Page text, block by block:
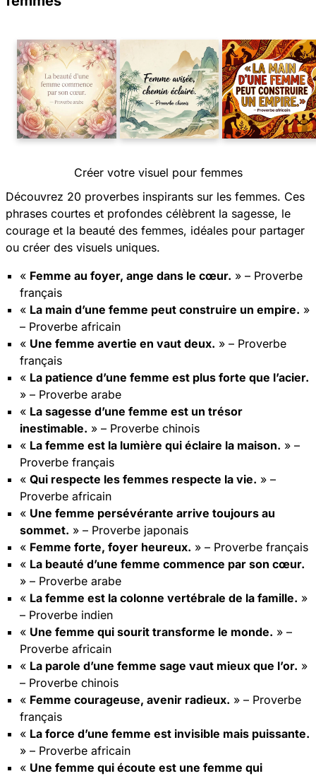
Créer votre visuel pour femmes
Découvrez 20 proverbes inspirants sur les femmes. Ces
phrases courtes et profondes célèbrent la sagesse, le
courage et la beauté des femmes, idéales pour partager
ou créer des visuels uniques.
« Femme au foyer, ange dans le cœur. » – Proverbe
français
« La main d’une femme peut construire un empire. »
– Proverbe africain
« Une femme avertie en vaut deux. » – Proverbe
français
« La patience d’une femme est plus forte que l’acier.
» – Proverbe arabe
« La sagesse d’une femme est un trésor
inestimable. » – Proverbe chinois
« La femme est la lumière qui éclaire la maison. » –
Proverbe français
« Qui respecte les femmes respecte la vie. » –
Proverbe africain
« Une femme persévérante arrive toujours au
sommet. » – Proverbe japonais
« Femme forte, foyer heureux. » – Proverbe français
« La beauté d’une femme commence par son cœur.
» – Proverbe arabe
« La femme est la colonne vertébrale de la famille. »
– Proverbe indien
« Une femme qui sourit transforme le monde. » –
Proverbe africain
« La parole d’une femme sage vaut mieux que l’or. »
– Proverbe chinois
« Femme courageuse, avenir radieux. » – Proverbe
français
« La force d’une femme est invisible mais puissante.
» – Proverbe africain
« Une femme qui écoute est une femme qui